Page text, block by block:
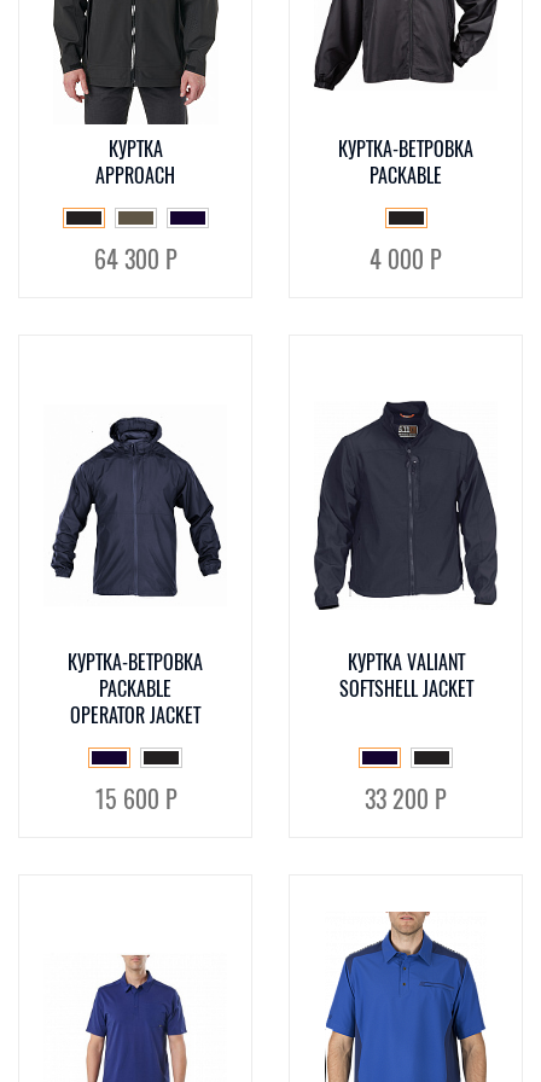
КУРТКА
APPROACH
64 300 Р
КУРТКА-ВЕТРОВКА
PACKABLE
4 000 Р
КУРТКА-ВЕТРОВКА
PACKABLE
OPERATOR JACKET
15 600 Р
КУРТКА VALIANT
SOFTSHELL JACKET
33 200 Р